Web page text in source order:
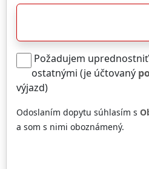
Požadujem
ostatnými (je účtovaný
výjazd)
Odoslaním dopytu súhlasím s
a som s nimi oboznámený.